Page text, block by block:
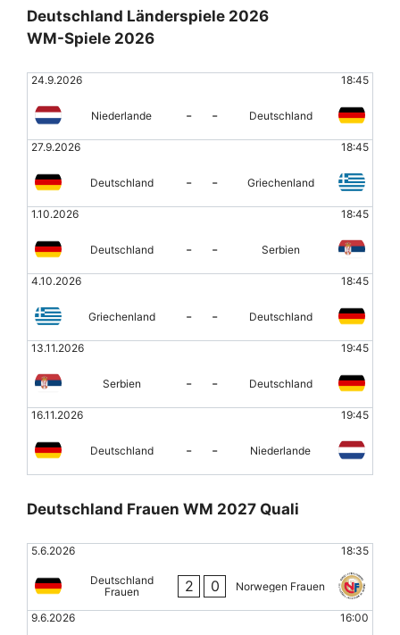
Deutschland Länderspiele 2026
WM-Spiele 2026
24.9.2026 18:45
Niederlande - - Deutschland
27.9.2026 18:45
Deutschland - - Griechenland
1.10.2026 18:45
Deutschland - - Serbien
4.10.2026 18:45
Griechenland - - Deutschland
13.11.2026 19:45
Serbien - - Deutschland
16.11.2026 19:45
Deutschland - - Niederlande
Deutschland Frauen WM 2027 Quali
5.6.2026 18:35
Deutschland
Frauen
2 0 Norwegen Frauen
9.6.2026 16:00